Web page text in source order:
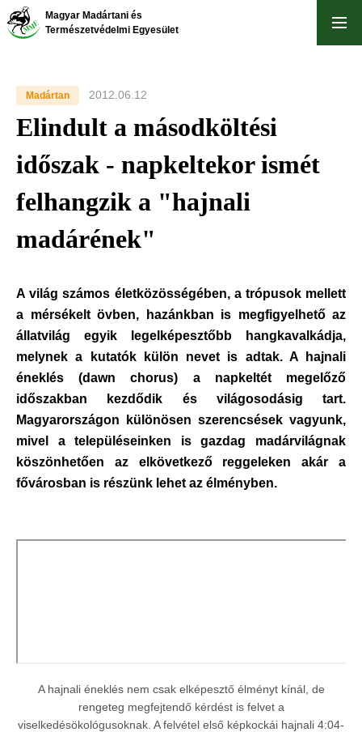
Ugrás
Magyar Madártani és
Természetvédelmi Egyesület
Madártan 2012.06.12
Elindult a másodköltési
időszak - napkeltekor ismét
felhangzik a "hajnali
madárének"
A világ számos életközösségében, a trópusok mellett
a mérsékelt övben, hazánkban is megfigyelhető az
állatvilág egyik legelképesztőbb hangkavalkádja,
melynek a kutatók külön nevet is adtak. A hajnali
éneklés (dawn chorus) a napkeltét megelőző
időszakban kezdődik és világosodásig tart.
Magyarországon különösen szerencsések vagyunk,
mivel a településeinken is gazdag madárvilágnak
köszönhetően az elkövetkező reggeleken akár a
fővárosban is részünk lehet az élményben.
A hajnali éneklés nem csak elképesztő élményt kínál, de
rengeteg megfejtendő kérdést is felvet a
viselkedésökológusoknak. A felvétel első képkockái hajnali 4:04-